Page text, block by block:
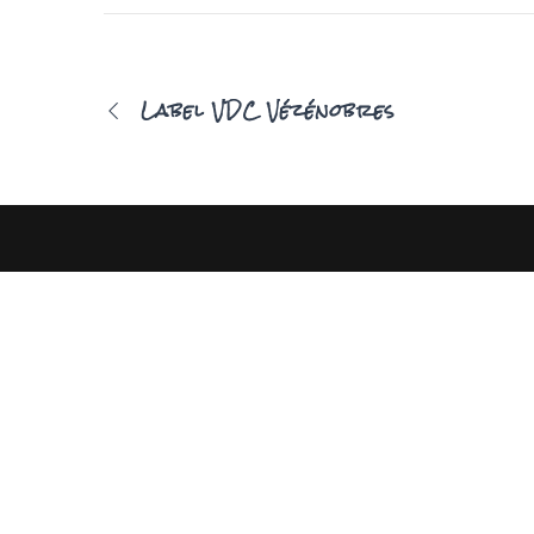
Label VDC Vézénobres